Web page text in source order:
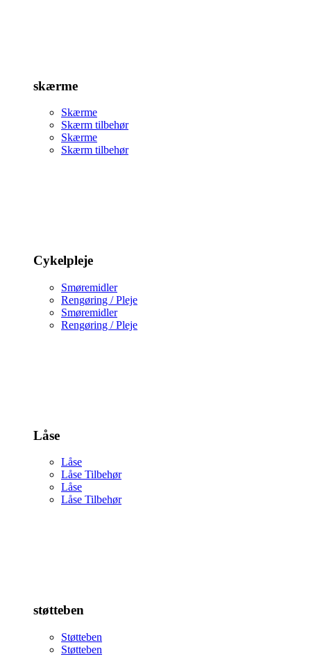
skærme
Skærme
Skærm tilbehør
Skærme
Skærm tilbehør
Cykelpleje
Smøremidler
Rengøring / Pleje
Smøremidler
Rengøring / Pleje
Låse
Låse
Låse Tilbehør
Låse
Låse Tilbehør
støtteben
Støtteben
Støtteben